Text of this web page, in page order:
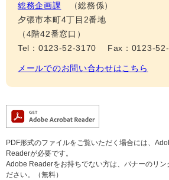
総務企画課
総務係
夕張市本町4丁目2番地
（4階42番窓口）
Tel：0123-52-3170
Fax：0123-
メールでのお問い合わせはこちら
PDF形式のファイルをご覧いただく場合には、
Readerが必要です。
Adobe Readerをお持ちでない方は、バナーのリン
ださい。（無料）